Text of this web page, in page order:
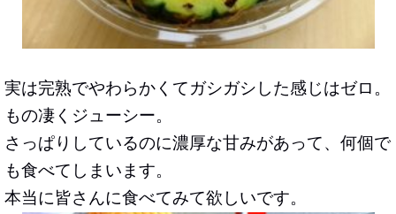
実は完熟でやわらかくてガシガシした感じはゼロ。
もの凄くジューシー。
さっぱりしているのに濃厚な甘みがあって、何個で
も食べてしまいます。
本当に皆さんに食べてみて欲しいです。